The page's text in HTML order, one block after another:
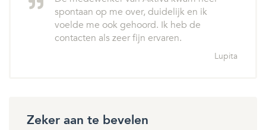
spontaan op me over, duidelijk en ik
voelde me ook gehoord. Ik heb de
contacten als zeer fijn ervaren.
Lupita
Zeker aan te bevelen